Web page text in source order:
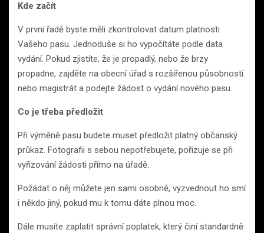
Kde začít
V první řadě byste měli zkontrolovat datum platnosti
Vašeho pasu. Jednoduše si ho vypočítáte podle data
vydání. Pokud zjistíte, že je propadlý, nebo že brzy
propadne, zajděte na obecní úřad s rozšířenou působností
nebo magistrát a podejte žádost o vydání nového pasu.
Co je třeba předložit
Při výměně pasu budete muset předložit platný občanský
průkaz. Fotografii s sebou nepotřebujete, pořizuje se při
vyřizování žádosti přímo na úřadě.
Požádat o něj můžete jen sami osobně, vyzvednout ho smí
i někdo jiný, pokud mu k tomu dáte plnou moc.
Dále musíte zaplatit správní poplatek, který činí standardně